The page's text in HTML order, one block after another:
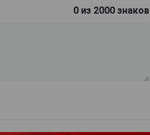
0 из 2000 знаков